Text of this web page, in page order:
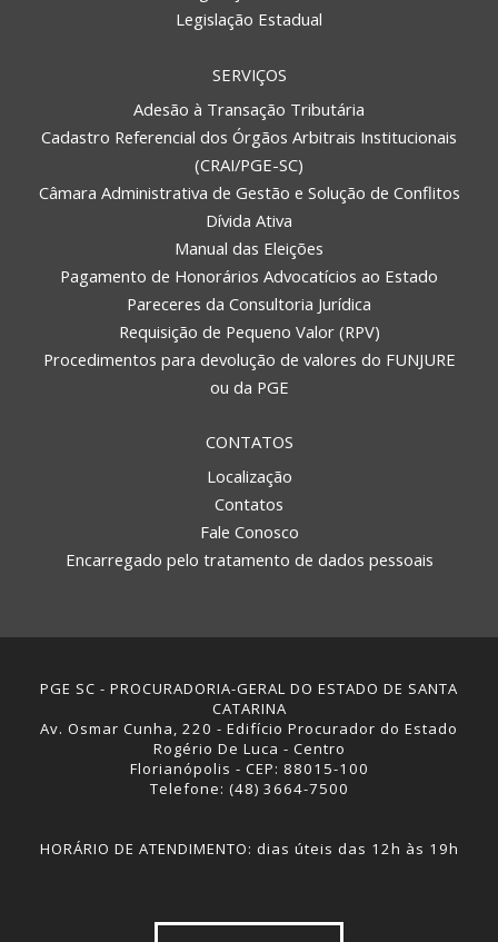
Legislação Estadual
SERVIÇOS
Adesão à Transação Tributária
Cadastro Referencial dos Órgãos Arbitrais Institucionais
(CRAI/PGE-SC)
Câmara Administrativa de Gestão e Solução de Conflitos
Dívida Ativa
Manual das Eleições
Pagamento de Honorários Advocatícios ao Estado
Pareceres da Consultoria Jurídica
Requisição de Pequeno Valor (RPV)
Procedimentos para devolução de valores do FUNJURE
ou da PGE
CONTATOS
Localização
Contatos
Fale Conosco
Encarregado pelo tratamento de dados pessoais
PGE SC - PROCURADORIA-GERAL DO ESTADO DE SANTA
CATARINA
Av. Osmar Cunha, 220 - Edifício Procurador do Estado
Rogério De Luca - Centro
Florianópolis - CEP: 88015-100
Telefone: (48) 3664-7500
HORÁRIO DE ATENDIMENTO: dias úteis das 12h às 19h